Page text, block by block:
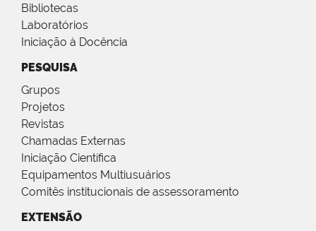
Bibliotecas
Laboratórios
Iniciação à Docência
PESQUISA
Grupos
Projetos
Revistas
Chamadas Externas
Iniciação Científica
Equipamentos Multiusuários
Comitês institucionais de assessoramento
EXTENSÃO